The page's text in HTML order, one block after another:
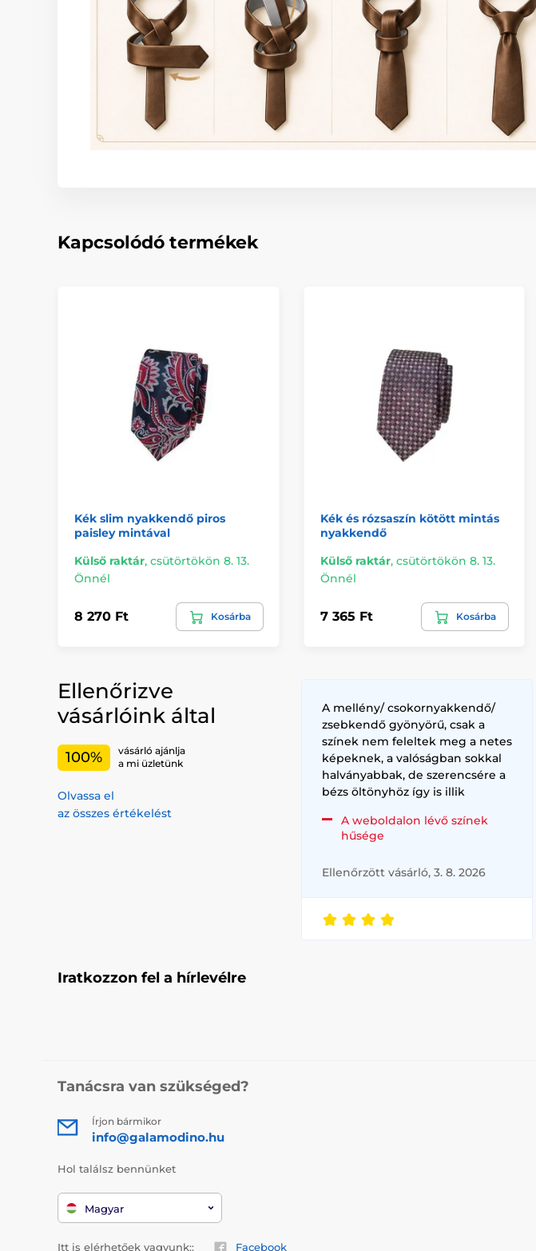
Kapcsolódó termékek
Kék slim nyakkendő piros
paisley mintával
Külső raktár, csütörtökön 8. 13.
Önnél
8 270 Ft Kosárba
Kék és rózsaszín kötött mintás
nyakkendő
Külső raktár, csütörtökön 8. 13.
Önnél
7 365 Ft Kosárba
Ellenőrizve
vásárlóink által
100%
vásárló ajánlja
a mi üzletünk
Olvassa el
az összes értékelést
A mellény/ csokornyakkendő/
zsebkendő gyönyörű, csak a
színek nem feleltek meg a netes
képeknek, a valóságban sokkal
halványabbak, de szerencsére a
bézs öltönyhöz így is illik
A weboldalon lévő színek
hűsége
Ellenőrzött vásárló, 3. 8. 2026
Iratkozzon fel a hírlevélre
Tanácsra van szükséged?
Írjon bármikor
info@galamodino.hu
Hol találsz bennünket
Magyar
Itt is elérhetőek vagyunk:: Facebook